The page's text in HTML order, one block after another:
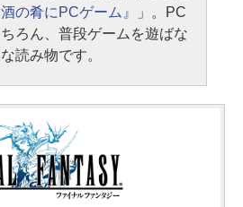
の肴にPCゲーム』
」。PC
ろん、普段ゲームを遊ばな
読み物です。